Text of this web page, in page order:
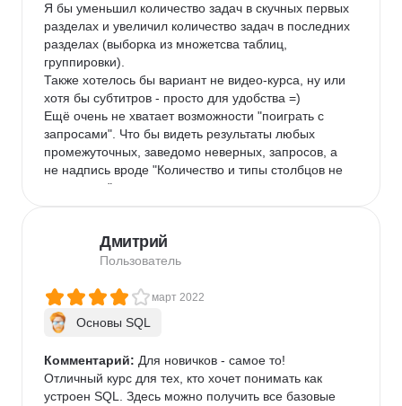
Я бы уменьшил количество задач в скучных первых
разделах и увеличил количество задач в последних
разделах (выборка из множетсва таблиц,
группировки).
Также хотелось бы вариант не видео-курса, ну или
хотя бы субтитров - просто для удобства =)
Ещё очень не хватает возможности "поиграть с
запросами". Что бы видеть результаты любых
промежуточных, заведомо неверных, запросов, а
не надпись вроде "Количество и типы столбцов не
совпадают".
Благодарю автора за труд и рекомендую курс =)
Дмитрий
Пользователь
март 2022
Основы SQL
Комментарий: Для новичков - самое то!
Отличный курс для тех, кто хочет понимать как
устроен SQL. Здесь можно получить все базовые